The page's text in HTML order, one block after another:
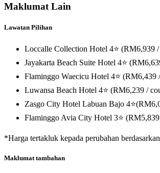
Maklumat Lain
Lawatan Pilihan
Loccalle Collection Hotel 4⭐ (RM6,939
Jayakarta Beach Suite Hotel 4⭐
Flaminggo Waecicu Hotel 4⭐ (RM6,439
Luwansa Beach Hotel 4⭐ (RM6,239 /
Zasgo City Hotel Labuan Bajo
Flaminggo Avia City Hotel 3⭐
*Harga tertakluk kepada perubahan
Maklumat tambahan